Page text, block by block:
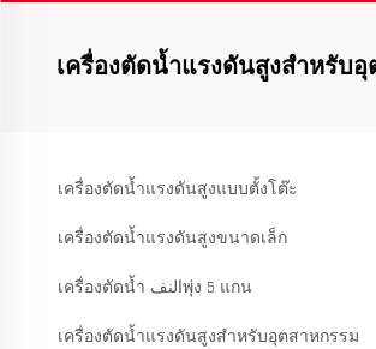
เครื่องตัดน้ำแรงดันสูงสำหรับ
เครื่องตัดน้ำแรงดันสูงแบบตั้งโต๊ะ
เครื่องตัดน้ำแรงดันสูงขนาดเล็ก
เครื่องตัดน้ำ النفพุ่ง 5 แกน
เครื่องตัดน้ำแรงดันสูงสำหรับอุตสาหกรรม